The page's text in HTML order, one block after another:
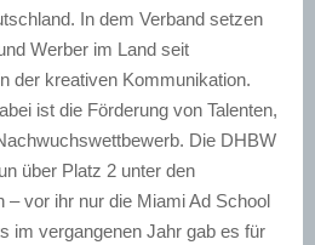
In dem Verband setzen
Werber im Land seit
der kreativen Kommunikation.
ist die Förderung von Talenten,
Die DHBW
über Platz 2 unter den
– vor ihr nur die Miami Ad School
im vergangenen Jahr gab es für